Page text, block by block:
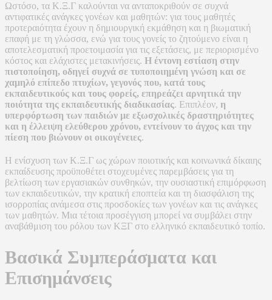
Ωστόσο, τα Κ.Ξ.Γ καλούνται να ανταποκριθούν σε συχνά
αντιφατικές ανάγκες γονέων και μαθητών: για τους μαθητές
προτεραιότητα έχουν η δημιουργική εκμάθηση και η βιωματική
επαφή με τη γλώσσα, ενώ για τους γονείς το ζητούμενο είναι η
αποτελεσματική προετοιμασία για τις εξετάσεις, με περιορισμένο
κόστος και ελάχιστες μετακινήσεις. Η έντονη εστίαση στην
πιστοποίηση, οδηγεί συχνά σε τυποποιημένη γνώση και σε
χαμηλό επίπεδο πτυχίων, γεγονός που, κατά τους
εκπαιδευτικούς και τους φορείς, επηρεάζει αρνητικά την
ποιότητα της εκπαιδευτικής διαδικασίας. Επιπλέον, η
υπερφόρτωση των παιδιών με εξωσχολικές δραστηριότητες
και η έλλειψη ελεύθερου χρόνου, εντείνουν το άγχος και την
πίεση που βιώνουν οι οικογένειες.
Η ενίσχυση των Κ.Ξ.Γ ως χώρων ποιοτικής και κοινωνικά δίκαιης
εκπαίδευσης προϋποθέτει στοχευμένες παρεμβάσεις για τη
βελτίωση των εργασιακών συνθηκών, την ουσιαστική επιμόρφωση
των εκπαιδευτικών, την κρατική εποπτεία και τη διασφάλιση της
ισορροπίας ανάμεσα στις προσδοκίες των γονέων και τις ανάγκες
των μαθητών. Μια τέτοια προσέγγιση μπορεί να συμβάλει στην
αναβάθμιση του ρόλου των ΚΞΓ στο ελληνικό εκπαιδευτικό τοπίο.
Βασικά Συμπεράσματα και
Επισημάνσεις